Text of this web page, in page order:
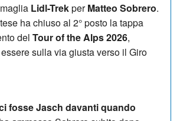
Lidl-TrekperMatteo Sobrero.
ha chiuso al 2° posto la tappa
del Tour of the Alps 2026,
sulla via giusta verso il Giro
fosse Jasch davanti quando